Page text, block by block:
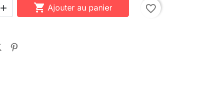
  Ajouter au panier favorite_border